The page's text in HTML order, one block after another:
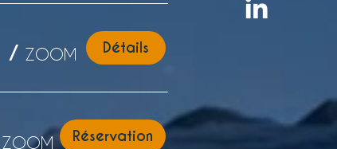
/ ZOOM Détails
ZOOM Réservation